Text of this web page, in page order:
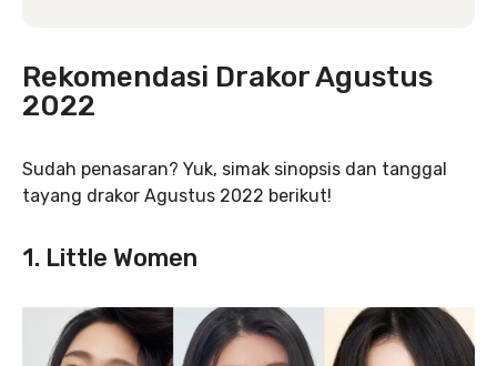
Rekomendasi Drakor Agustus
2022
Sudah penasaran? Yuk, simak sinopsis dan tanggal
tayang drakor Agustus 2022 berikut!
1. Little Women